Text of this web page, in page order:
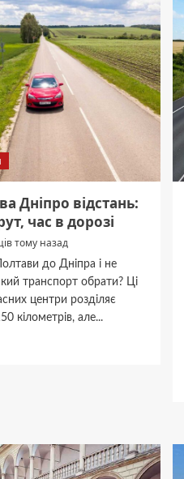
Дніпро відстань:
час в дорозі
тому назад
до Дніпра і не
транспорт обрати? Ці
центри розділяє
кілометрів, але...